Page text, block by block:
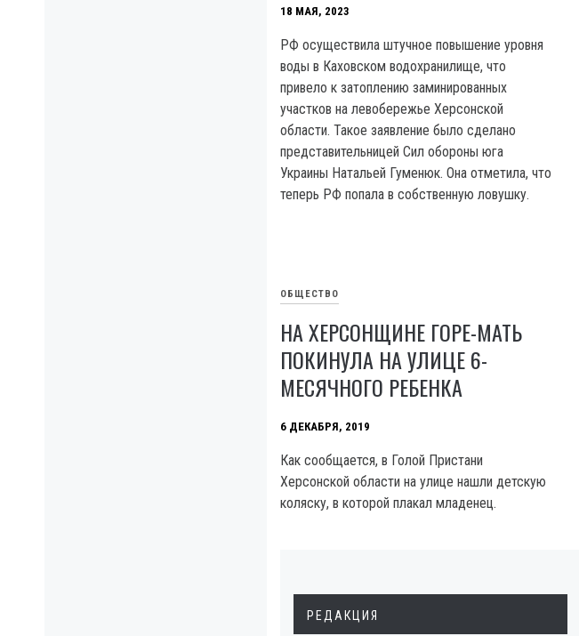
18 МАЯ, 2023
РФ осуществила штучное повышение уровня
воды в Каховском водохранилище, что
привело к затоплению заминированных
участков на левобережье Херсонской
области. Такое заявление было сделано
представительницей Сил обороны юга
Украины Натальей Гуменюк. Она отметила, что
теперь РФ попала в собственную ловушку.
ОБЩЕСТВО
НА ХЕРСОНЩИНЕ ГОРЕ-МАТЬ
ПОКИНУЛА НА УЛИЦЕ 6-
МЕСЯЧНОГО РЕБЕНКА
6 ДЕКАБРЯ, 2019
Как сообщается, в Голой Пристани
Херсонской области на улице нашли детскую
коляску, в которой плакал младенец.
РЕДАКЦИЯ